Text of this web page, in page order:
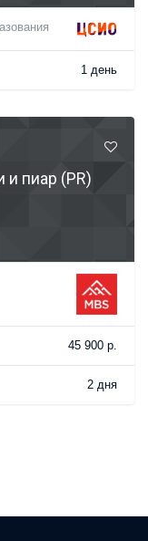
1 день
пиар (PR)
45 900 р.
2 дня